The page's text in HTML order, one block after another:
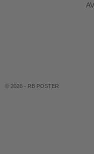
© 2026 - RB POSTER